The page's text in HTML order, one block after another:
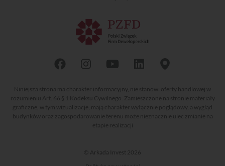
Niniejsza strona ma charakter informacyjny, nie stanowi oferty handlowej w
rozumieniu Art. 66 § 1 Kodeksu Cywilnego. Zamieszczone na stronie materiały
graficzne, w tym wizualizacje, mają charakter wyłącznie poglądowy, a wygląd
budynków oraz zagospodarowanie terenu może nieznacznie ulec zmianie na
etapie realizacji
© Arkada Invest 2026